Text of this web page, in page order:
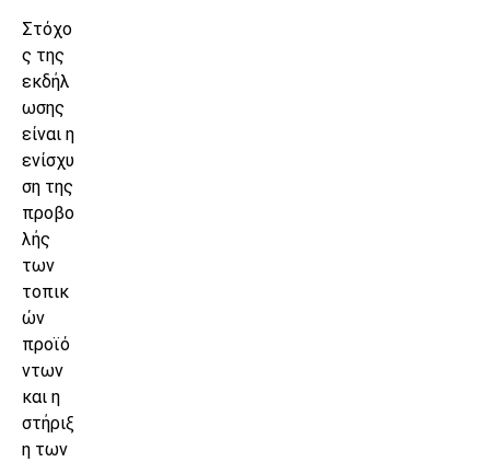
Στόχο
ς της
εκδήλ
ωσης
είναι η
ενίσχυ
ση της
προβο
λής
των
τοπικ
ών
προϊό
ντων
και η
στήριξ
η των